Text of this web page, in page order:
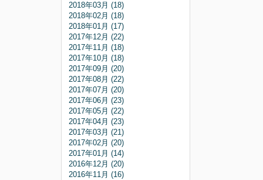
2018年03月 (18)
2018年02月 (18)
2018年01月 (17)
2017年12月 (22)
2017年11月 (18)
2017年10月 (18)
2017年09月 (20)
2017年08月 (22)
2017年07月 (20)
2017年06月 (23)
2017年05月 (22)
2017年04月 (23)
2017年03月 (21)
2017年02月 (20)
2017年01月 (14)
2016年12月 (20)
2016年11月 (16)